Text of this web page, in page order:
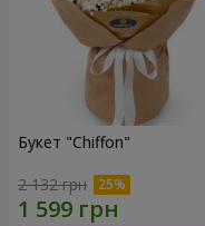
Букет "Chiffon"
2 132 грн